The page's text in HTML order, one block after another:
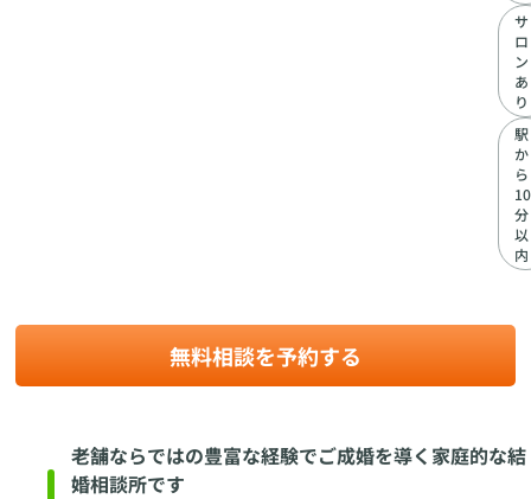
サ
ロ
ン
あ
り
駅
か
ら
10
分
以
内
無料相談を予約する
老舗ならではの豊富な経験でご成婚を導く家庭的な結
婚相談所です